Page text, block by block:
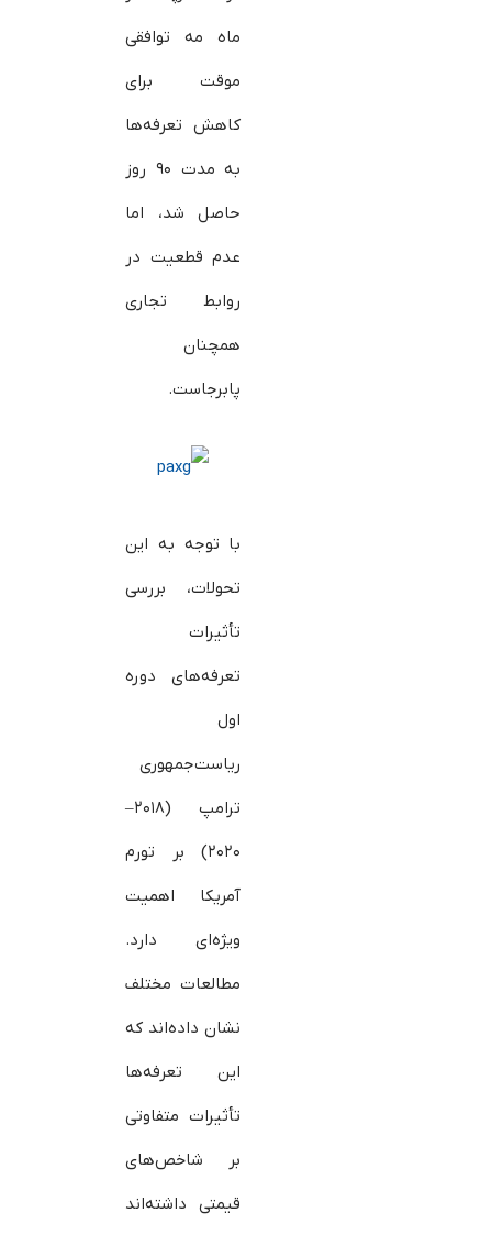
ماه مه توافقی
موقت برای
کاهش تعرفه‌ها
به مدت ۹۰ روز
حاصل شد، اما
عدم قطعیت در
روابط تجاری
همچنان
پابرجاست.
با توجه به این
تحولات، بررسی
تأثیرات
تعرفه‌های دوره
اول
ریاست‌جمهوری
ترامپ (۲۰۱۸–
۲۰۲۰) بر تورم
آمریکا اهمیت
ویژه‌ای دارد.
مطالعات مختلف
نشان داده‌اند که
این تعرفه‌ها
تأثیرات متفاوتی
بر شاخص‌های
قیمتی داشته‌اند